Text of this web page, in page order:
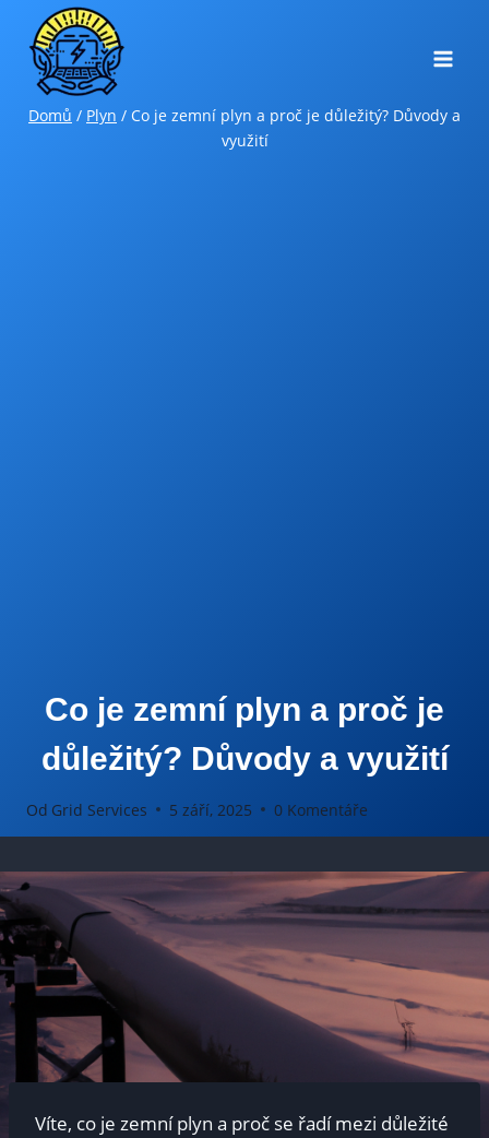
Přeskočit
obsah
Domů / Plyn / Co je zemní plyn a proč je důležitý? Důvody a
využití
Co je zemní plyn a proč je
důležitý? Důvody a využití
Od Grid Services 5 září, 2025 0 Komentáře
Víte, co je zemní plyn a proč se řadí mezi důležité